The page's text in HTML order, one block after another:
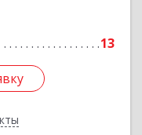
13